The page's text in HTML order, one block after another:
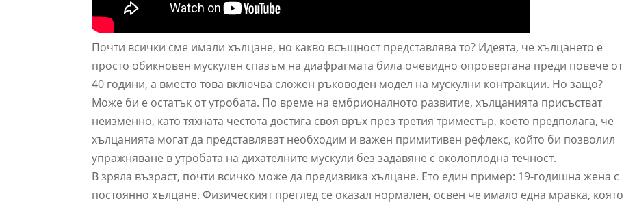
Почти всички сме имали хълцане, но какво всъщност представлява то? Идеята, че хълцането е
просто обикновен мускулен спазъм на диафрагмата била очевидно опровергана преди повече от
40 години, а вместо това включва сложен ръководен модел на мускулни контракции. Но защо?
Може би е остатък от утробата. По време на ембрионалното развитие, хълцанията присъстват
неизменно, като тяхната честота достига своя връх през третия триместър, което предполага, че
хълцанията могат да представляват необходим и важен примитивен рефлекс, който би позволил
упражняване в утробата на дихателните мускули без задавяне с околоплодна течност.
В зряла възраст, почти всичко може да предизвика хълцане. Ето един пример: 19-годишна жена с
постоянно хълцане. Физическият преглед се оказал нормален, освен че имало една мравка, която